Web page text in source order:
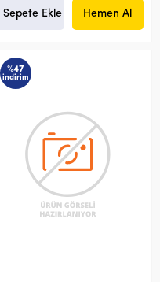
Sepete Ekle Hemen Al
%47
indirim